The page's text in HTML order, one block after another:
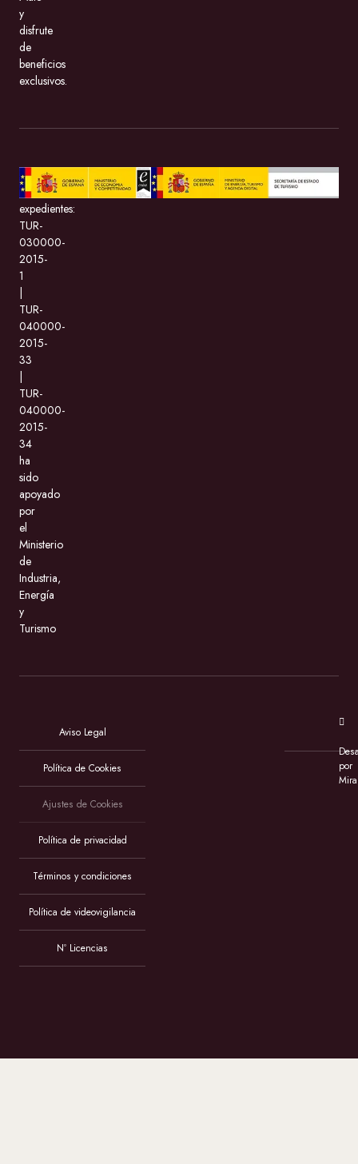
y
disfrute
de
beneficios
exclusivos.
BeMate.com
con
expedientes:
TUR-
030000-
2015-
1
|
TUR-
040000-
2015-
33
|
TUR-
040000-
2015-
34
ha
sido
apoyado
por
el
Ministerio
de
Industria,
Energía
y
Turismo
Aviso Legal
Política de Cookies
Ajustes de Cookies
Política de privacidad
Términos y condiciones
Política de videovigilancia
Nº Licencias
por